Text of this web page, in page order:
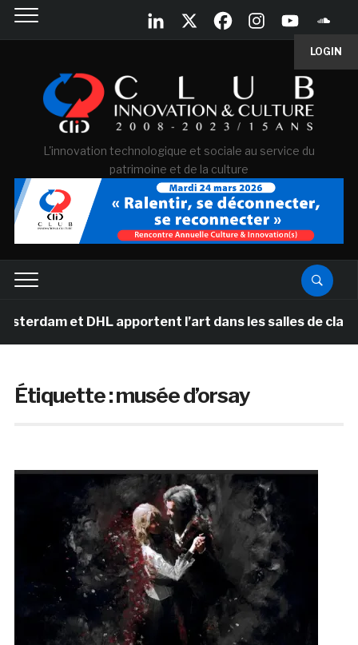
LOGIN
L'innovation technologique et sociale au service du
patrimoine et de la culture
DHL apportent l’art dans les salles de classe des
Étiquette :musée d’orsay